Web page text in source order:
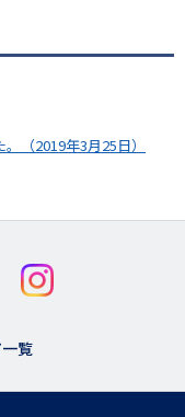
（2019年3月25日）
覧